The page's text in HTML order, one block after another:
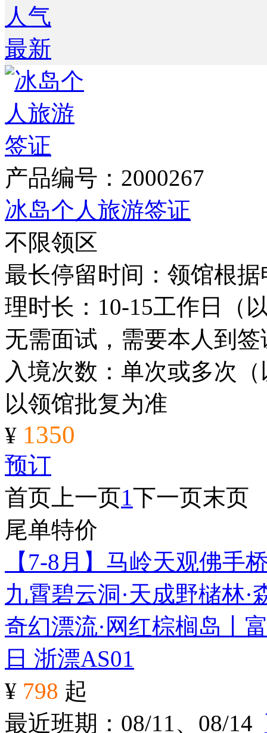
人气
最新
产品编号：2000267
冰岛个人旅游签证
不限领区
最长停留时间：领馆根
理时长：10-15工作日（
无需面试，需要本人到
入境次数：单次或多次
以领馆批复为准
¥ 1350
预订
首页 上一页1下一页末页
尾单特价
【7-8月】马岭天观佛手
九霄碧云洞·天成野槠林
奇幻漂流·网红棕榈岛丨
日 浙漂AS01
¥ 798 起
最近班期：08/11、08/14